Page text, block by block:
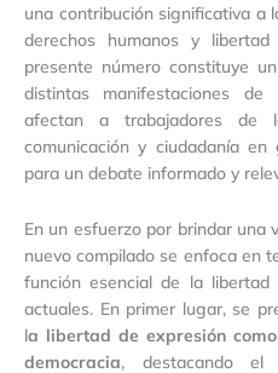
una contribución significativa a
derechos humanos y
presente número constituye
distintas manifestaciones
afectan a trabajadores de
comunicación y ciudadanía en
para un debate informado y
En un esfuerzo por brindar una
nuevo compilado se enfoca en
función esencial de la
actuales. En primer lugar, se
la libertad de expresión
democracia, destacando